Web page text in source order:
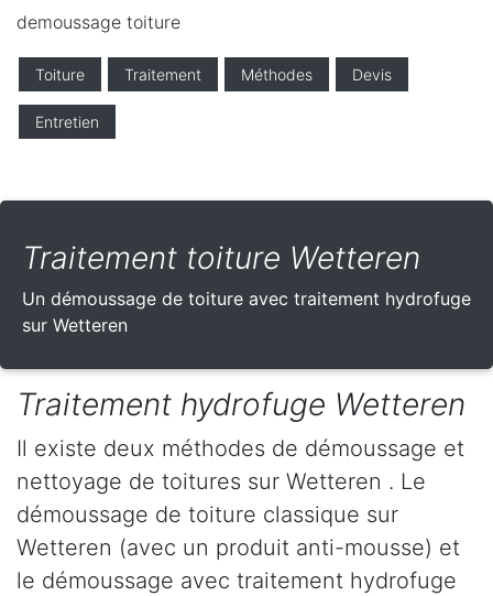
demoussage toiture
Toiture Traitement Méthodes Devis
Entretien
Traitement toiture Wetteren
Un démoussage de toiture avec traitement hydrofuge
sur Wetteren
Traitement hydrofuge Wetteren
Il existe deux méthodes de démoussage et
nettoyage de toitures sur Wetteren . Le
démoussage de toiture classique sur
Wetteren (avec un produit anti-mousse) et
le démoussage avec traitement hydrofuge